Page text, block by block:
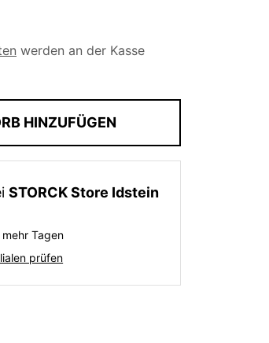
werden an der Kasse
HINZUFÜGEN
STORCK Store Idstein
Tagen
prüfen